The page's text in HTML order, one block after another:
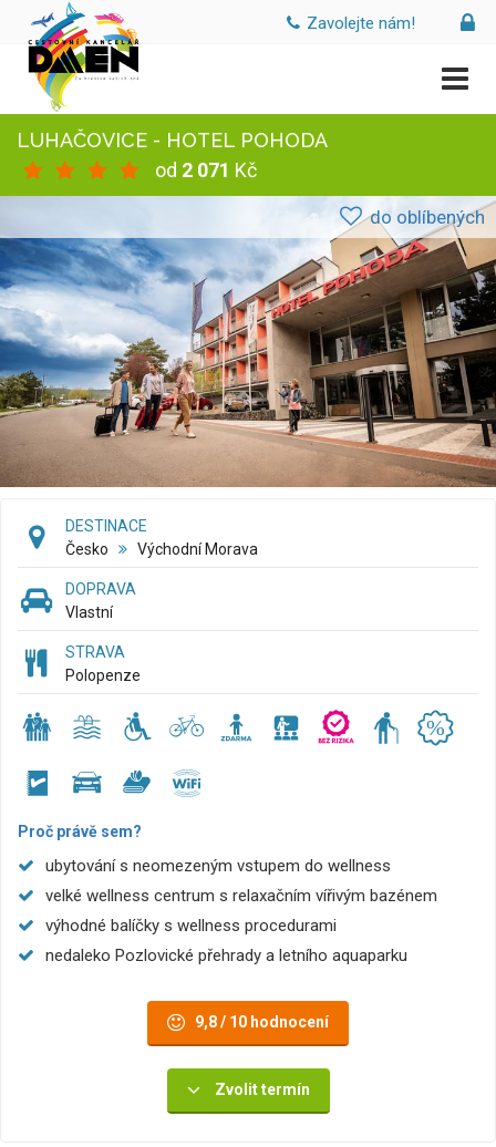
Zavolejte nám!
LUHAČOVICE - HOTEL POHODA
od 2 071 Kč
do oblíbených
DESTINACE
Česko
Východní Morava
DOPRAVA
Vlastní
STRAVA
Polopenze
Proč právě sem?
ubytování s neomezeným vstupem do wellness
velké wellness centrum s relaxačním vířivým bazénem
výhodné balíčky s wellness procedurami
nedaleko Pozlovické přehrady a letního aquaparku
9,8 / 10 hodnocení
Zvolit termín